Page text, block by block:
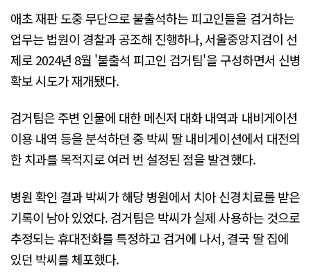
애초 재판 도중 무단으로 불출석하는 피고인들을 검거하는
업무는 법원이 경찰과 공조해 진행하나, 서울중앙지검이 선
제로 2024년 8월 '불출석 피고인 검거팀'을 구성하면서 신병
확보 시도가 재개됐다.
검거팀은 주변 인물에 대한 메신저 대화 내역과 내비게이션
이용 내역 등을 분석하던 중 박씨 딸 내비게이션에서 대전의
한 치과를 목적지로 여러 번 설정된 점을 발견했다.
병원 확인 결과 박씨가 해당 병원에서 치아 신경치료를 받은
기록이 남아 있었다. 검거팀은 박씨가 실제 사용하는 것으로
추정되는 휴대전화를 특정하고 검거에 나서, 결국 딸 집에
있던 박씨를 체포했다.